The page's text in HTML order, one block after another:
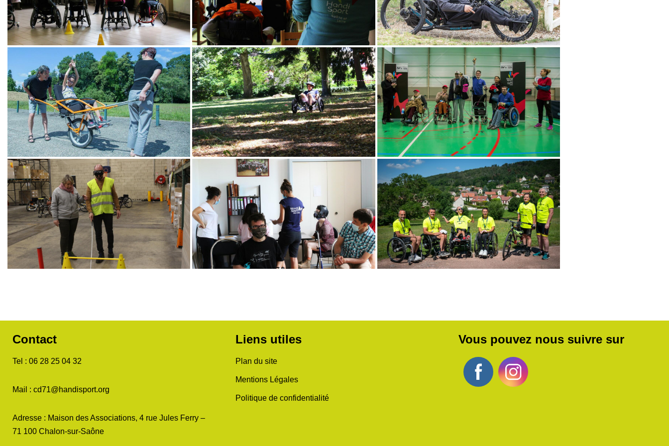
Contact
Tel : 06 28 25 04 32
Mail : cd71@handisport.org
Adresse : Maison des Associations, 4 rue Jules Ferry –
71 100 Chalon-sur-Saône
Liens utiles
Plan du site
Mentions Légales
Politique de confidentialité
Vous pouvez nous suivre sur